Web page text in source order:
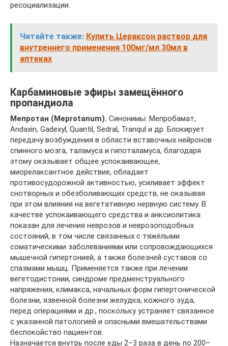
ресоциализации.
Читайте также: Купить Цераксон раствор для
внутреннего применения 100мг/мл 30мл в
аптеках
Карбаминовые эфиры замещённого
пропандиола
Мепротан (Meprotanum). Синонимы: Мепробамат,
Andaxin, Gadexyl, Quantil, Sedral, Tranqul и др. Блокирует
передачу возбуждения в области вставочных нейронов
спинного мозга, таламуса и гипоталамуса, благодаря
этому оказывает общее успокаивающее,
миорелаксантное действие, обладает
противосудорожной активностью, усиливает эффект
снотворных и обезболивающих средств, не оказывая
при этом влияния на вегетативную нервную систему. В
качестве успокаивающего средства и анксиолитика
показан для лечения неврозов и неврозоподобных
состояний, в том числе связанных с тяжёлыми
соматическими заболеваниями или сопровождающихся
мышечной гипертонией, а также болезней суставов со
спазмами мышц. Применяется также при лечении
вегетодистонии, синдроме предменструального
напряжения, климакса, начальных форм гипертонической
болезни, язвенной болезни желудка, кожного зуда,
перед операциями и др., поскольку устраняет связанное
с указанной патологией и опасными вмешательствами
беспокойство пациентов.
Назначается внутрь после еды 2–3 раза в день по 200–